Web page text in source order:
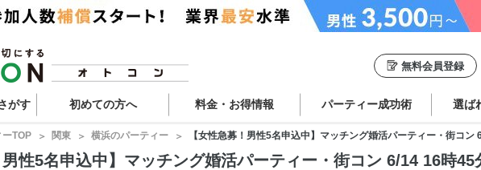
無料会員登録
がす 初めての方へ 料金・お得情報 パーティー成功術 選ば
TOP 関東 横浜のパーティー 【女性急募！男性5名申込中】マッチング婚活パーティー・街コン
男性5名申込中】マッチング婚活パーティー・街コン 6/14 16時